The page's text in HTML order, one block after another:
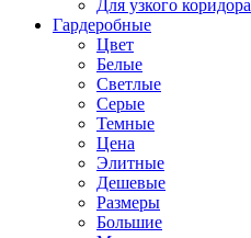
Для узкого коридора
Гардеробные
Цвет
Белые
Светлые
Серые
Темные
Цена
Элитные
Дешевые
Размеры
Большие